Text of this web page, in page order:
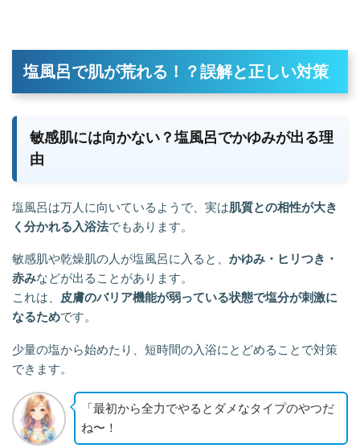
塩風呂で肌が荒れる！？誤解と正しい対策
敏感肌には向かない？塩風呂でかゆみが出る理
由
塩風呂は万人に向いているようで、実は肌質との相性が大き
く分かれる入浴法でもあります。
敏感肌や乾燥肌の人が塩風呂に入ると、 かゆみ・ヒリつき・
赤みなどが出ることがあります。
これは、
皮膚のバリア機能が弱っている状態で塩分が刺激に
なるためです。
少量の塩から始めたり、短時間の入浴にとどめることで対策
できます。
「最初から全力でやるとダメなタイプのやつだ
ね〜！